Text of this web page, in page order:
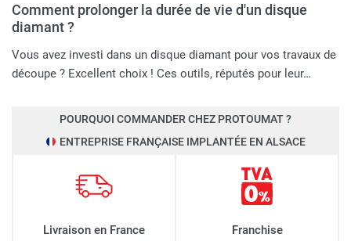
Comment prolonger la durée de vie d'un disque
diamant ?
Vous avez investi dans un disque diamant pour vos travaux de
découpe ? Excellent choix ! Ces outils, réputés pour leur…
POURQUOI COMMANDER CHEZ PROTOUMAT ?
ENTREPRISE FRANÇAISE IMPLANTÉE EN ALSACE
Livraison en France
Franchise